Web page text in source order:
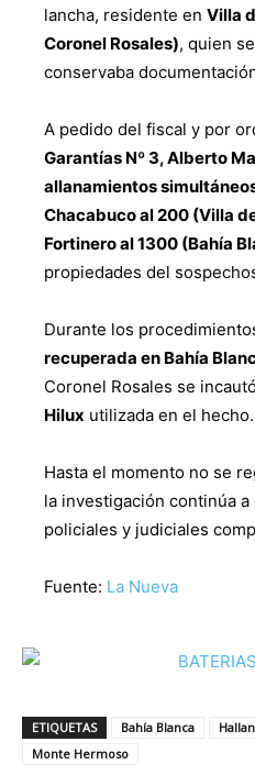
lancha, residente en Villa
Coronel Rosales), quien
conservaba
A pedido del fiscal y por
Garantías Nº 3, Alberto
allanamientos
Chacabuco al 200 (Villa
Fortinero al 1300 (Bahía
propiedades del
Durante los
recuperada en Bahía
Coronel Rosales se
Hilux utilizada en el hecho.
Hasta el momento no se
la investigación continúa
policiales y judiciales
Fuente: La Nueva
ETIQUETAS Bahía Blanca
Monte Hermoso